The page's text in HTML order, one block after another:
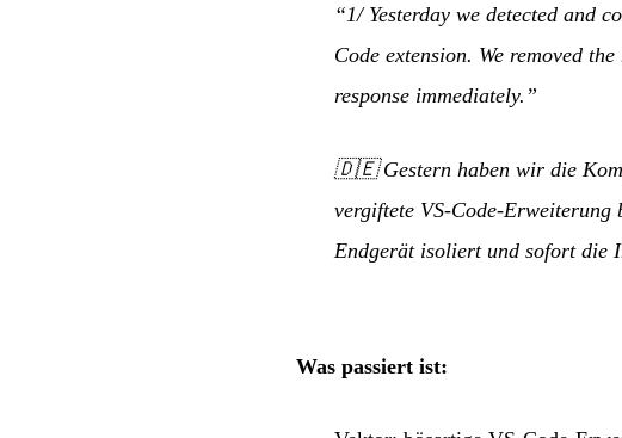
“1/ Yesterday we detected and
Code extension. We removed
response immediately.”
🇩🇪Gestern haben wir die
vergiftete VS-Code-
Endgerät isoliert und sofort die
Was passiert ist: